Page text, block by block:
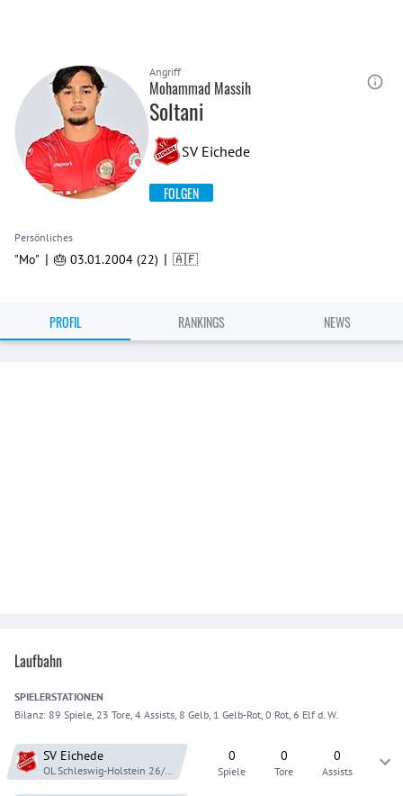
Angriff
Mohammad Massih
Soltani
SV Eichede
FOLGEN
Persönliches
"Mo" | 🎂 03.01.2004 (22) | 🇦🇫
PROFIL RANKINGS NEWS
Laufbahn
SPIELERSTATIONEN
Bilanz: 89 Spiele, 23 Tore, 4 Assists, 8 Gelb, 1 Gelb-Rot, 0 Rot, 6 Elf d. W.
SV Eichede
OL Schleswig-Holstein 26/27
0
Spiele
0
Tore
0
Assists